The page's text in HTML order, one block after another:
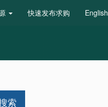
快速发布求购 English
索